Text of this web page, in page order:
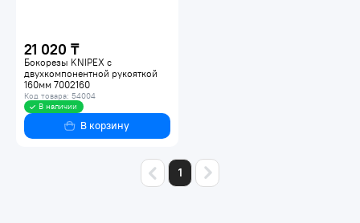
21 020 ₸
Бокорезы KNIPEX с
двухкомпонентной рукояткой
160мм 7002160
Код товара: 54004
В наличии
В корзину
1